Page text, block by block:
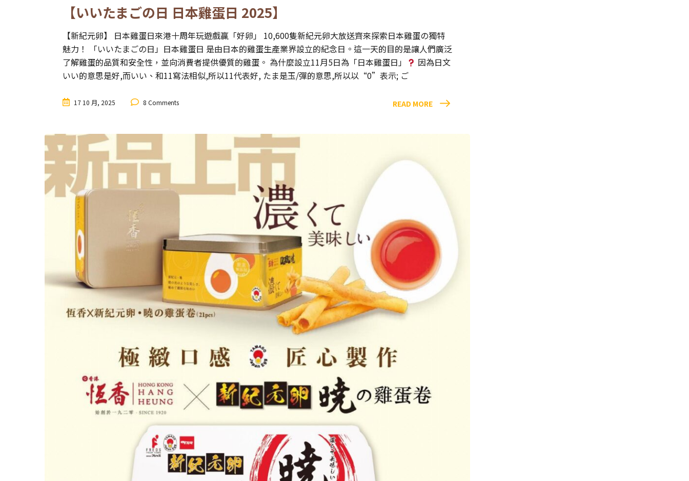
【いいたまごの日 日本雞蛋日 2025】
【新紀元卵】 日本雞蛋日來港十周年玩遊戲贏「好卵」 10,600隻新紀元卵大放送齊來探索日本雞蛋の獨特
魅力！ 「いいたまごの日」日本雞蛋日 是由日本的雞蛋生產業界設立的紀念日。這一天的目的是讓人們廣泛
了解雞蛋的品質和安全性，並向消費者提供優質的雞蛋。 為什麼設立11月5日為「日本雞蛋日」
因為日文
いい的意思是好,而いい、和11寫法相似,所以11代表好, たま是玉/彈的意思,所以以“0”表示; ご
17 10 月, 2025 8 Comments READ MORE